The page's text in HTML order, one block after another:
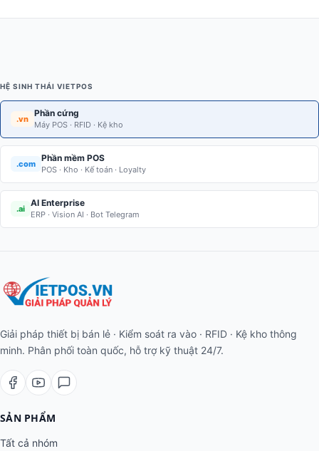
HỆ SINH THÁI VIETPOS
.vn
Phần cứng
Máy POS · RFID · Kệ kho
.com
Phần mềm POS
POS · Kho · Kế toán · Loyalty
.ai
AI Enterprise
ERP · Vision AI · Bot Telegram
Giải pháp thiết bị bán lẻ · Kiểm soát ra vào · RFID · Kệ kho thông
minh. Phân phối toàn quốc, hỗ trợ kỹ thuật 24/7.
SẢN PHẨM
Tất cả nhóm